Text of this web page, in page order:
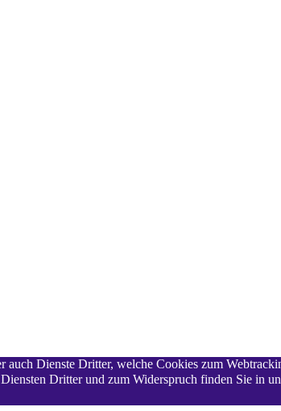
auch Dienste Dritter, welche Cookies zum
Dritter und zum Widerspruch finden Sie in